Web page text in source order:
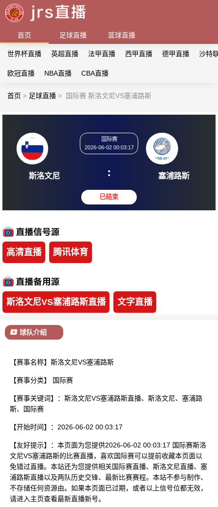
首页 足球直播 篮球直播
世界杯直播 英超直播 法甲直播 西甲直播 德甲直播 沙特
欧冠直播 NBA直播 CBA直播
首页 > 足球直播 > 国际赛 斯洛文尼VS塞浦路斯
2026-06-02 00:03:17
:
高清直播 腾讯体育
斯洛文尼VS塞浦路斯直播 文字直播
球队介绍
【赛事名称】斯洛文尼VS塞浦路斯
【赛事分类】 国际赛
【赛事关键词】：斯洛文尼VS塞浦路斯直播、斯洛文尼、塞浦路
斯、国际赛
【开始时间】：2026-06-02 00:03:17
【友好提示】：本页面为您提供2026-06-02 00:03:17 国际赛斯洛
文尼VS塞浦路斯的比赛直播，喜欢国际赛可以提前收藏本页面以
免错过直播。本站还为您提供相关国际赛直播、斯洛文尼直播、塞
浦路斯直播以及两队历史交锋、最新比赛赛程。本站不参与制作、
不存储任何资源由。如果本页面已过期，或者以上信号位都无效，
请进入主页查看最新直播新号。